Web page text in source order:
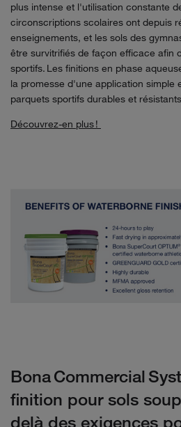
plus intense et l'utilisation constante
circonscriptions scolaires ont depuis
enseignements, et les sols des
être survitrifiés de façon efficace afin
sportifs. Les finitions en phase
la promesse d'une application simple
parquets sportifs durables et
Découvrez-en plus !
Bona Commercial
finition pour sols
delà des exigences